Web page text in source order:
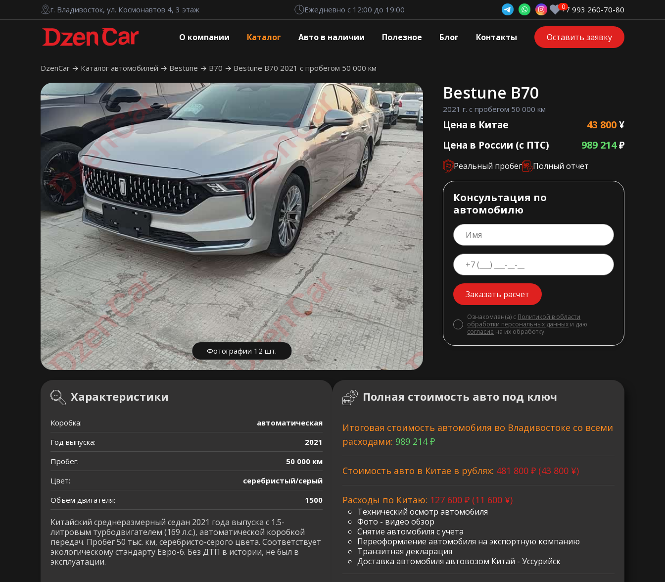
г. Владивосток, ул. Космонавтов 4, 3 этаж Ежедневно с 12:00 до 19:00 +7 993 260-70-80
О компании Каталог Авто в наличии Полезное Блог Контакты Оставить заявку
DzenCar Каталог автомобилей Bestune B70 Bestune B70 2021 с пробегом 50 000 км
Фотографии 12 шт.
Bestune B70
2021 г. с пробегом 50 000 км
Цена в Китае 43 800¥
Цена в России (с ПТС)
989 214₽
Реальный пробег Полный отчет
Консультация по
автомобилю
Заказать расчет
Ознакомлен(а) с Политикой в области
обработки персональных данных и даю
согласие на их обработку.
Характеристики
Коробка:
автоматическая
Год выпуска:
2021
Пробег:
50 000 км
Цвет:
серебристый/серый
Объем двигателя:
1500
Китайский среднеразмерный седан 2021 года выпуска с 1.5-
литровым турбодвигателем (169 л.с.), автоматической коробкой
передач. Пробег 50 тыс. км, серебристо-серого цвета. Соответствует
экологическому стандарту Евро-6. Без ДТП в истории, не был в
эксплуатации.
Полная стоимость авто под ключ
Итоговая стоимость автомобиля во Владивостоке со всеми
расходами: 989 214 ₽
Стоимость авто в Китае в рублях: 481 800 ₽ (43 800 ¥)
Расходы по Китаю: 127 600 ₽ (11 600 ¥)
Технический осмотр автомобиля
Фото - видео обзор
Снятие автомобиля с учета
Переоформление автомобиля на экспортную компанию
Транзитная декларация
Доставка автомобиля автовозом Китай - Уссурийск